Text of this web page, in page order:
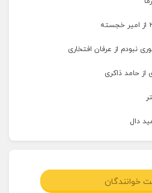
نبودم از عرفان افتخاری
از حامد ذاکری
دال
خوانندگان